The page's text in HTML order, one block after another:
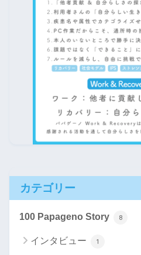
カテゴリー
100 Papageno Story 8
インタビュー 1